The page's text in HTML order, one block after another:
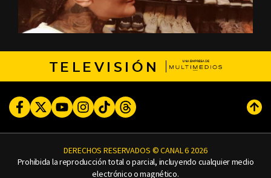
TELEVISIÓN
FacebookTwitterYoutubeInstagram
TikTokThreads
DERECHOS RESERVADOS © CANAL 6 2026
Prohibida la reproducción total o parcial, incluyendo cualquier medio
electrónico o magnético.